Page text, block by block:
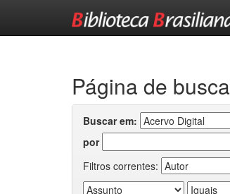
Página de busca
Buscar em:
por
Filtros correntes: